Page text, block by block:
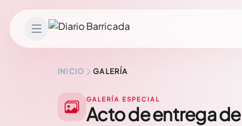
INICIO GALERÍA
GALERÍA ESPECIAL
Acto de entrega